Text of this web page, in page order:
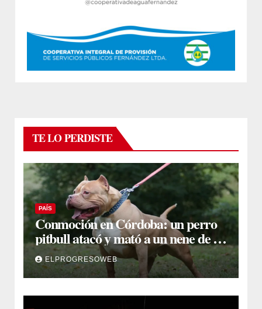
TE LO PERDISTE
PAÍS
Conmoción en Córdoba: un perro
pitbull atacó y mató a un nene de 3
añosELPROGRESOWEB